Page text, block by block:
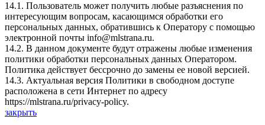
14.1. Пользователь может получить любые разъяснения по
интересующим вопросам, касающимся обработки его
персональных данных, обратившись к Оператору с помощью
электронной почты info@mlstrana.ru.
14.2. В данном документе будут отражены любые изменения
политики обработки персональных данных Оператором.
Политика действует бессрочно до замены ее новой версией.
14.3. Актуальная версия Политики в свободном доступе
расположена в сети Интернет по адресу
https://mlstrana.ru/privacy-policy.
закрыть